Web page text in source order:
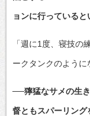
ョンに行っていると
「週に1度、寝技
ークタンクのように
──獰猛なサメの生
督ともスパーリング